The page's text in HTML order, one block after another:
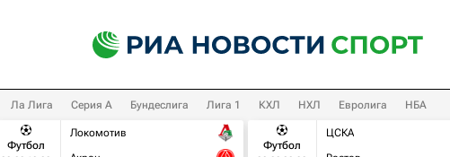
Ла Лига Серия А Бундеслига Лига 1 КХЛ НХЛ Евролига НБА
Футбол
Локомотив
Футбол
ЦСКА